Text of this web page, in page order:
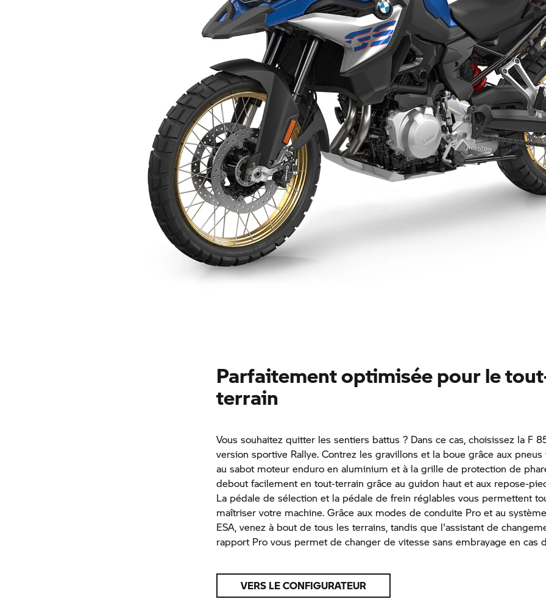
Parfaitement optimisée pour le
terrain
Vous souhaitez quitter les sentiers battus ? Dans ce cas, choisissez la F
version sportive Rallye. Contrez les gravillons et la boue grâce aux
au sabot moteur enduro en aluminium et à la grille de protection de
debout facilement en tout-terrain grâce au guidon haut et aux repose-
La pédale de sélection et la pédale de frein réglables vous permettent
maîtriser votre machine. Grâce aux modes de conduite Pro et au
ESA, venez à bout de tous les terrains, tandis que l'assistant de
rapport Pro vous permet de changer de vitesse sans embrayage en cas
VERS LE CONFIGURATEUR